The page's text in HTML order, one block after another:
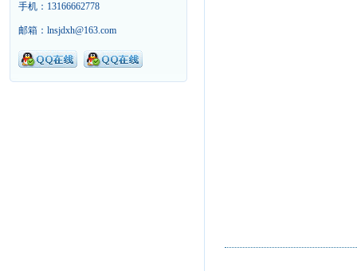
手机：13166662778
邮箱：lnsjdxh@163.com